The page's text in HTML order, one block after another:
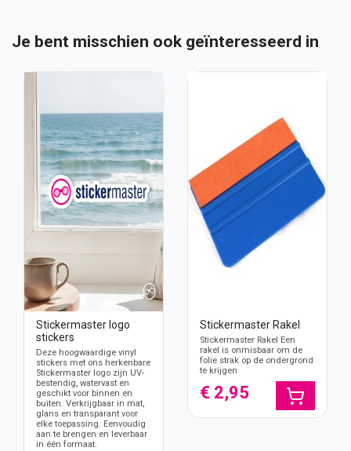
Je bent misschien ook geïnteresseerd in
Stickermaster logo
stickers
Deze hoogwaardige vinyl
stickers met ons herkenbare
Stickermaster logo zijn UV-
bestendig, watervast en
geschikt voor binnen en
buiten. Verkrijgbaar in mat,
glans en transparant voor
elke toepassing. Eenvoudig
aan te brengen en leverbaar
in één formaat.
Stickermaster Rakel
Stickermaster Rakel Een
rakel is onmisbaar om de
folie strak op de ondergrond
te krijgen
€ 2,95